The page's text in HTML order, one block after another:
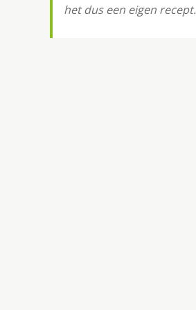
het dus een eigen recept.